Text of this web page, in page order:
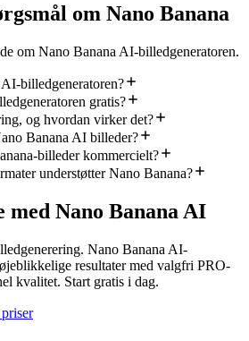
om Nano Banana
om Nano Banana AI-billedgeneratoren.
billedgeneratoren?
gratis?
og hvordan virker det?
Banana AI billeder?
billeder kommercielt?
understøtter Nano Banana?
med Nano Banana AI
Nano Banana AI-
resultater med valgfri PRO-
kvalitet. Start gratis i dag.
priser